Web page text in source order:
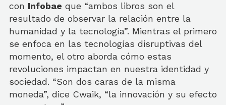
con Infobae que “ambos libros son el
resultado de observar la relación entre la
humanidad y la tecnología”. Mientras el primero
se enfoca en las tecnologías disruptivas del
momento, el otro aborda cómo estas
revoluciones impactan en nuestra identidad y
sociedad. “Son dos caras de la misma
moneda”, dice Cwaik, “la innovación y su efecto